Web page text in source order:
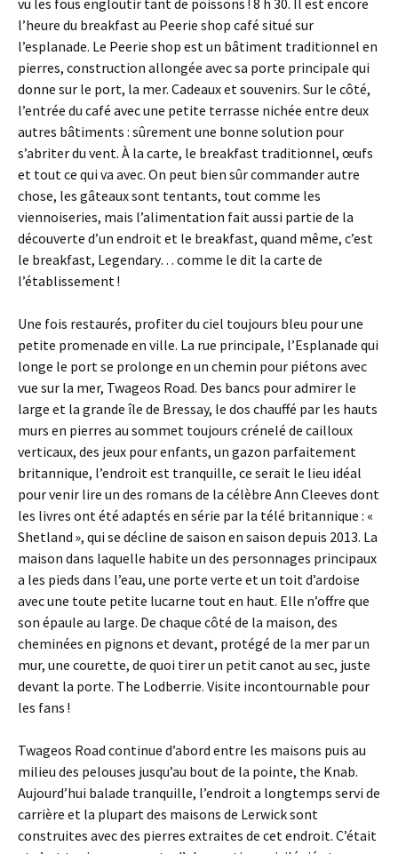
vu les fous engloutir tant de poissons ! 8 h 30. Il est encore
l’heure du breakfast au Peerie shop café situé sur
l’esplanade. Le Peerie shop est un bâtiment traditionnel en
pierres, construction allongée avec sa porte principale qui
donne sur le port, la mer. Cadeaux et souvenirs. Sur le côté,
l’entrée du café avec une petite terrasse nichée entre deux
autres bâtiments : sûrement une bonne solution pour
s’abriter du vent. À la carte, le breakfast traditionnel, œufs
et tout ce qui va avec. On peut bien sûr commander autre
chose, les gâteaux sont tentants, tout comme les
viennoiseries, mais l’alimentation fait aussi partie de la
découverte d’un endroit et le breakfast, quand même, c’est
le breakfast, Legendary… comme le dit la carte de
l’établissement !
Une fois restaurés, profiter du ciel toujours bleu pour une
petite promenade en ville. La rue principale, l’Esplanade qui
longe le port se prolonge en un chemin pour piétons avec
vue sur la mer, Twageos Road. Des bancs pour admirer le
large et la grande île de Bressay, le dos chauffé par les hauts
murs en pierres au sommet toujours crénelé de cailloux
verticaux, des jeux pour enfants, un gazon parfaitement
britannique, l’endroit est tranquille, ce serait le lieu idéal
pour venir lire un des romans de la célèbre Ann Cleeves dont
les livres ont été adaptés en série par la télé britannique : «
Shetland », qui se décline de saison en saison depuis 2013. La
maison dans laquelle habite un des personnages principaux
a les pieds dans l’eau, une porte verte et un toit d’ardoise
avec une toute petite lucarne tout en haut. Elle n’offre que
son épaule au large. De chaque côté de la maison, des
cheminées en pignons et devant, protégé de la mer par un
mur, une courette, de quoi tirer un petit canot au sec, juste
devant la porte. The Lodberrie. Visite incontournable pour
les fans !
Twageos Road continue d’abord entre les maisons puis au
milieu des pelouses jusqu’au bout de la pointe, the Knab.
Aujourd’hui balade tranquille, l’endroit a longtemps servi de
carrière et la plupart des maisons de Lerwick sont
construites avec des pierres extraites de cet endroit. C’était